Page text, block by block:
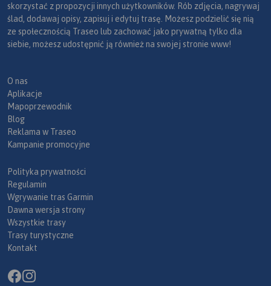
skorzystać z propozycji innych użytkowników. Rób zdjęcia, nagrywaj
ślad, dodawaj opisy, zapisuj i edytuj trasę. Możesz podzielić się nią
ze społecznością Traseo lub zachować jako prywatną tylko dla
siebie, możesz udostępnić ją również na swojej stronie www!
O nas
Aplikacje
Mapoprzewodnik
Blog
Reklama w Traseo
Kampanie promocyjne
Polityka prywatności
Regulamin
Wgrywanie tras Garmin
Dawna wersja strony
Wszystkie trasy
Trasy turystyczne
Kontakt